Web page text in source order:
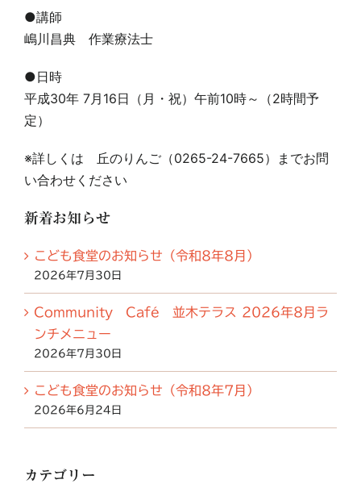
アクセス
お問い合わせ
●講師
嶋川昌典 作業療法士
●日時
平成30年 7月16日（月・祝）午前10時～（2時間予
定）
※詳しくは 丘のりんご（0265-24-7665）までお問
い合わせください
新着お知らせ
こども食堂のお知らせ（令和8年8月）
2026年7月30日
Community Café 並木テラス 2026年8月ラ
ンチメニュー
2026年7月30日
こども食堂のお知らせ（令和8年7月）
2026年6月24日
カテゴリー